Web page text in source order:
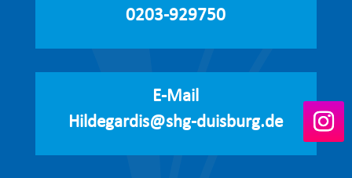
0203-929750
E-Mail
Hildegardis@shg-duisburg.de